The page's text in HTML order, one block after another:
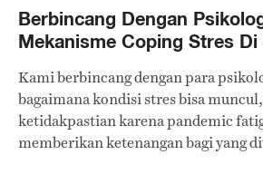
Berbincang Dengan
Mekanisme Coping Stres Di
Kami berbincang dengan para
bagaimana kondisi stres bisa
ketidakpastian karena pandemic
memberikan ketenangan bagi yang